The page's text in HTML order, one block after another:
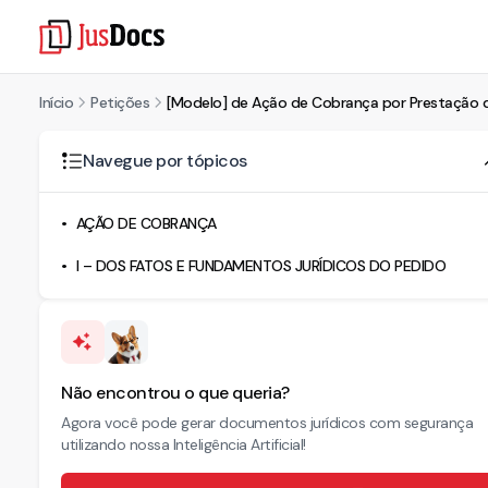
Início Petições [Modelo] de Ação de Cobrança por Prestação
Navegue por tópicos
AÇÃO DE COBRANÇA
I – DOS FATOS E FUNDAMENTOS JURÍDICOS DO PEDIDO
Não encontrou o que queria?
Agora você pode gerar documentos jurídicos com segurança
utilizando nossa Inteligência Artificial!